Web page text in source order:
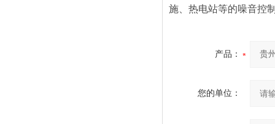
施、热电站等的噪音
产品：
您的单位：